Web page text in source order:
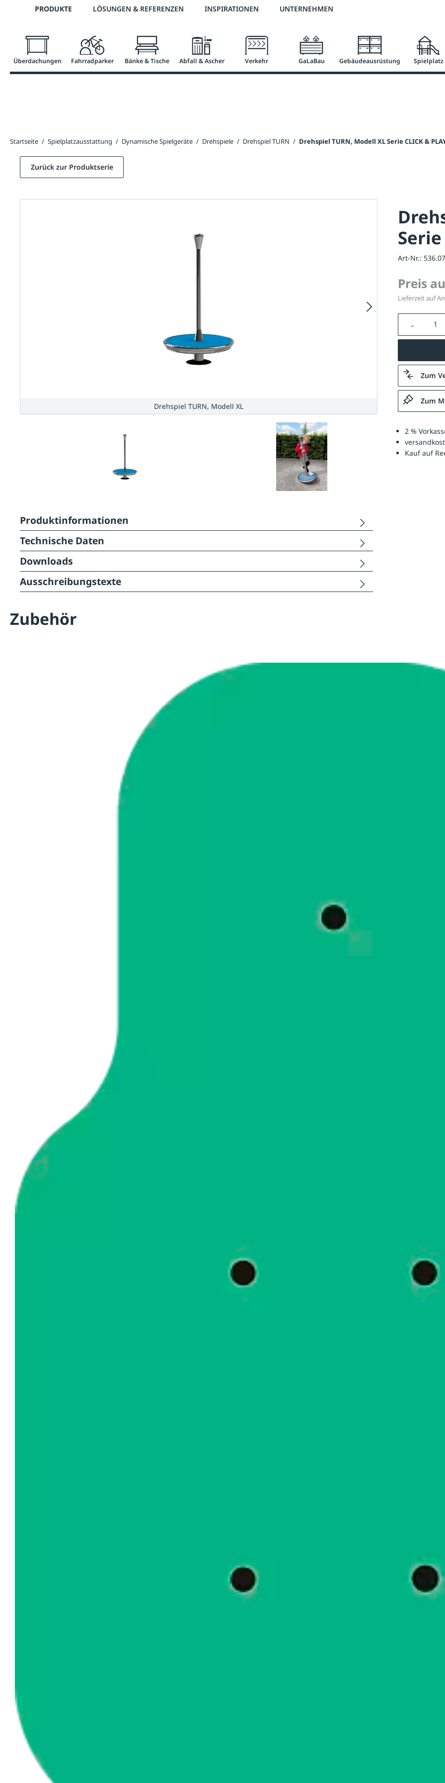
Zur Hauptnavigation springen
Telefon: 0800 / 100 49 02 2 % Vorkassen-Skonto versandkostenfrei ab 50 €
PRODUKTE LÖSUNGEN & REFERENZEN INSPIRATIONEN UNTERNEHMEN
Überdachungen Fahrradparker Bänke & Tische Abfall & Ascher Verkehr GaLaBau Gebäudeausrüstung Spielplatz
Startseite / Spielplatzausstattung / Dynamische Spielgeräte / Drehspiele / Drehspiel TURN / Drehspiel TURN, Modell XL Serie CLICK &
Serie
Art-Nr.:
Preis
Lieferzeit auf
Produkt
Zum
Zum
2 %
Kauf auf
Zurück zur Produktserie
Drehspiel TURN, Modell XL
Produktinformationen
Technische Daten
Downloads
Ausschreibungstexte
Zubehör